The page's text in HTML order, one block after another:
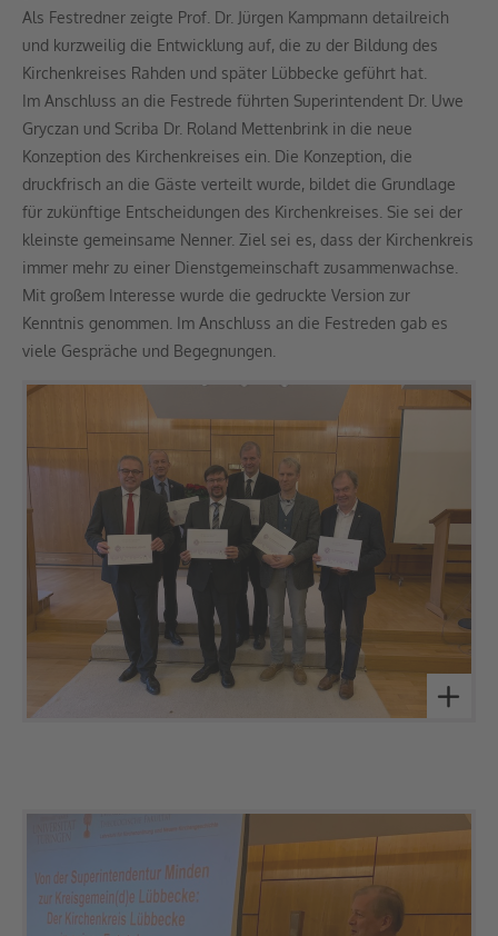
Als Festredner zeigte Prof. Dr. Jürgen Kampmann detailreich
und kurzweilig die Entwicklung auf, die zu der Bildung des
Kirchenkreises Rahden und später Lübbecke geführt hat.
Im Anschluss an die Festrede führten Superintendent Dr. Uwe
Gryczan und Scriba Dr. Roland Mettenbrink in die neue
Konzeption des Kirchenkreises ein. Die Konzeption, die
druckfrisch an die Gäste verteilt wurde, bildet die Grundlage
für zukünftige Entscheidungen des Kirchenkreises. Sie sei der
kleinste gemeinsame Nenner. Ziel sei es, dass der Kirchenkreis
immer mehr zu einer Dienstgemeinschaft zusammenwachse.
Mit großem Interesse wurde die gedruckte Version zur
Kenntnis genommen. Im Anschluss an die Festreden gab es
viele Gespräche und Begegnungen.